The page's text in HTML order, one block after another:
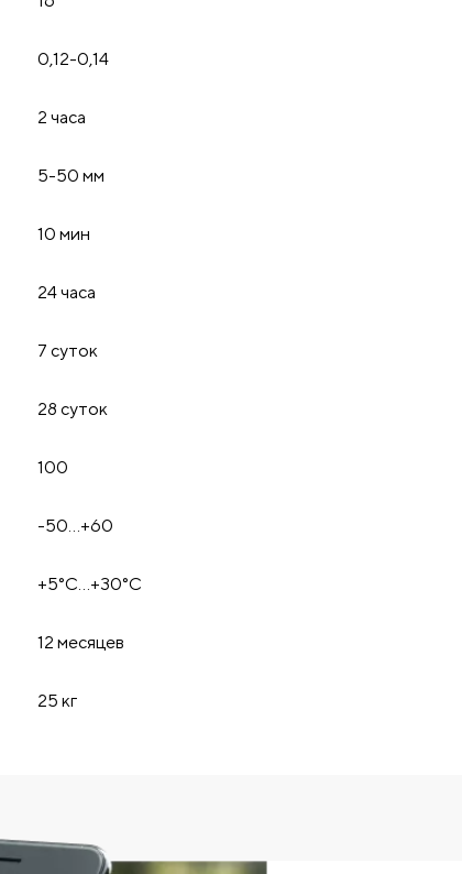
0,12-0,14
2 часа
5-50 мм
10 мин
24 часа
7 суток
28 суток
100
-50…+60
+5°С…+30°С
12 месяцев
25 кг